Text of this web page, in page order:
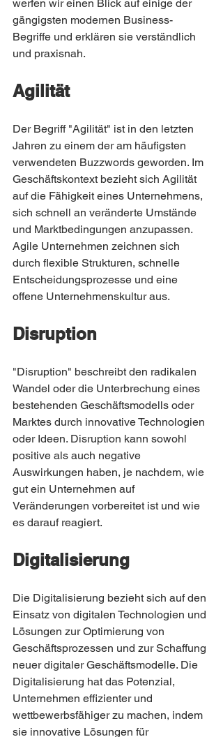
werfen wir einen Blick auf einige der
gängigsten modernen Business-
Begriffe und erklären sie verständlich
und praxisnah.
Agilität
Der Begriff "Agilität" ist in den letzten
Jahren zu einem der am häufigsten
verwendeten Buzzwords geworden. Im
Geschäftskontext bezieht sich Agilität
auf die Fähigkeit eines Unternehmens,
sich schnell an veränderte Umstände
und Marktbedingungen anzupassen.
Agile Unternehmen zeichnen sich
durch flexible Strukturen, schnelle
Entscheidungsprozesse und eine
offene Unternehmenskultur aus.
Disruption
"Disruption" beschreibt den radikalen
Wandel oder die Unterbrechung eines
bestehenden Geschäftsmodells oder
Marktes durch innovative Technologien
oder Ideen. Disruption kann sowohl
positive als auch negative
Auswirkungen haben, je nachdem, wie
gut ein Unternehmen auf
Veränderungen vorbereitet ist und wie
es darauf reagiert.
Digitalisierung
Die Digitalisierung bezieht sich auf den
Einsatz von digitalen Technologien und
Lösungen zur Optimierung von
Geschäftsprozessen und zur Schaffung
neuer digitaler Geschäftsmodelle. Die
Digitalisierung hat das Potenzial,
Unternehmen effizienter und
wettbewerbsfähiger zu machen, indem
sie innovative Lösungen für